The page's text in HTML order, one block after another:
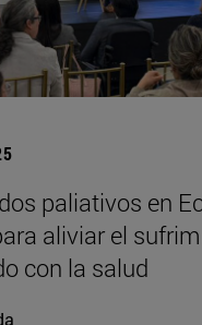
paliativos en
aliviar el
con la salud